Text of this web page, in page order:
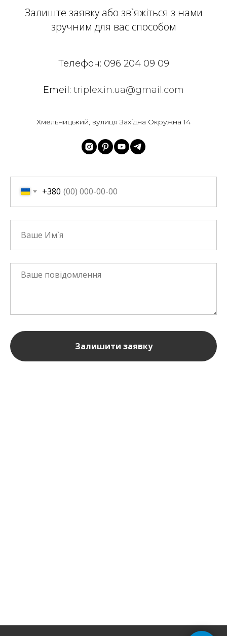
Залиште заявку або зв`яжіться з нами
зручним для вас способом
Телефон: 096 204 09 09
Emeil: triplex.in.ua@gmail.com
Хмельницький, вулиця Західна Окружна 14
+380
Залишити заявку